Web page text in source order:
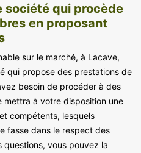
société qui procède
en proposant
sur le marché, à Lacave,
qui propose des prestations de
besoin de procéder à des
mettra à votre disposition une
compétents, lesquels
fasse dans le respect des
questions, vous pouvez la